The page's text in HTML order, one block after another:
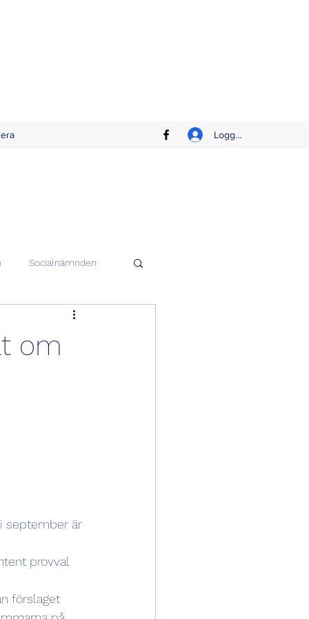
Logga in
Socialnämnden
om
september är
provval
förslaget